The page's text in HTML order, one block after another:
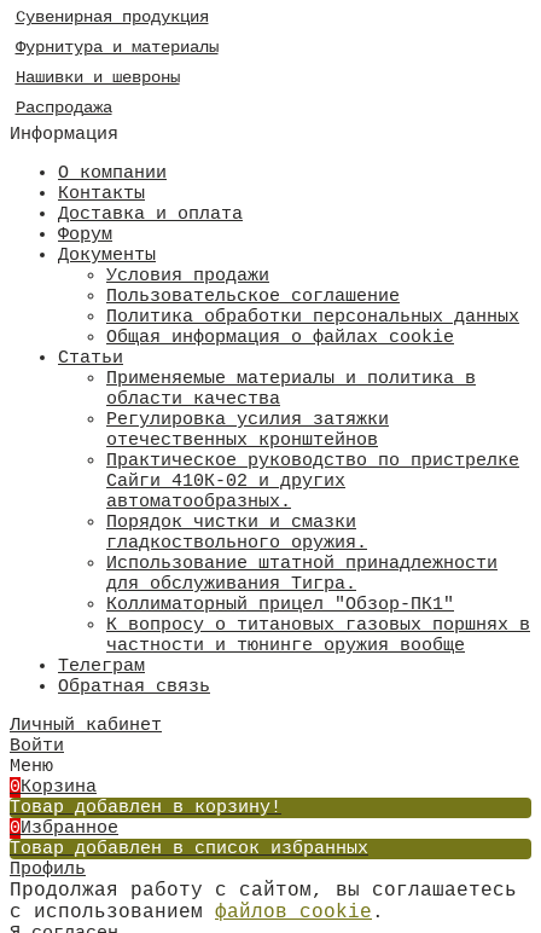
Сувенирная продукция
Фурнитура и материалы
Нашивки и шевроны
Распродажа
Информация
О компании
Контакты
Доставка и оплата
Форум
Документы
Условия продажи
Пользовательское соглашение
Политика обработки персональных данных
Общая информация о файлах cookie
Статьи
Применяемые материалы и политика в
области качества
​Регулировка усилия затяжки
отечественных кронштейнов
Практическое руководство по пристрелке
Сайги 410К-02 и других
автоматообразных.
Порядок чистки и смазки
гладкоствольного оружия.
Использование штатной принадлежности
для обслуживания Тигра.
Коллиматорный прицел "Обзор-ПК1"
К вопросу о титановых газовых поршнях в
частности и тюнинге оружия вообще
Телеграм
Обратная связь
Личный кабинет
Войти
Меню
0Корзина
Товар добавлен в корзину!
0Избранное
Товар добавлен в список избранных
Профиль
Продолжая работу с сайтом, вы соглашаетесь
с использованием файлов cookie .